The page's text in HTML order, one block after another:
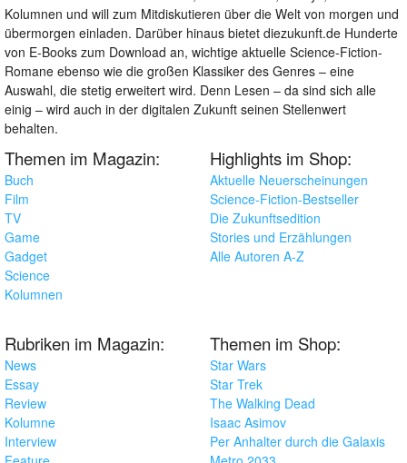
Kolumnen und will zum Mitdiskutieren über die Welt von morgen und
übermorgen einladen. Darüber hinaus bietet diezukunft.de Hunderte
von E-Books zum Download an, wichtige aktuelle Science-Fiction-
Romane ebenso wie die großen Klassiker des Genres – eine
Auswahl, die stetig erweitert wird. Denn Lesen – da sind sich alle
einig – wird auch in der digitalen Zukunft seinen Stellenwert
behalten.
Themen im Magazin:
Buch
Film
TV
Game
Gadget
Science
Kolumnen
Highlights im Shop:
Aktuelle Neuerscheinungen
Science-Fiction-Bestseller
Die Zukunftsedition
Stories und Erzählungen
Alle Autoren A-Z
Rubriken im Magazin:
News
Essay
Review
Kolumne
Interview
Themen im Shop:
Star Wars
Star Trek
The Walking Dead
Isaac Asimov
Per Anhalter durch die Galaxis